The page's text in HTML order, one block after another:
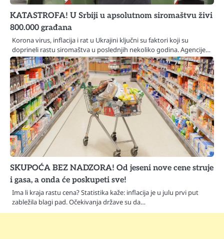
KATASTROFA! U Srbiji u apsolutnom siromaštvu živi
800.000 građana
Korona virus, inflacija i rat u Ukrajini ključni su faktori koji su
doprineli rastu siromaštva u poslednjih nekoliko godina. Agencije…
SKUPOĆA BEZ NADZORA! Od jeseni nove cene struje
i gasa, a onda će poskupeti sve!
Ima li kraja rastu cena? Statistika kaže: inflacija je u julu prvi put
zabležila blagi pad. Očekivanja države su da…